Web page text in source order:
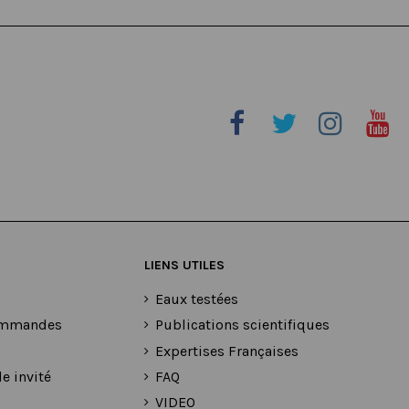
invité
LIENS UTILES
Eaux testées
Publications scientifiques
Expertises Françaises
FAQ
VIDEO